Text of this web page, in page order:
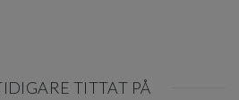
TITTAT PÅ